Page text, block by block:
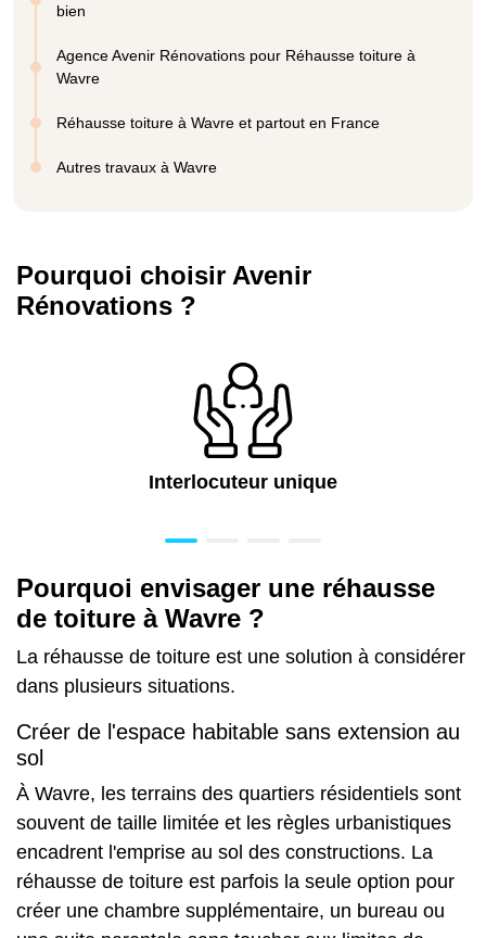
bien
Agence Avenir Rénovations pour Réhausse toiture à
Wavre
Réhausse toiture à Wavre et partout en France
Autres travaux à Wavre
Pourquoi choisir Avenir
Rénovations ?
Interlocuteur unique
Pourquoi envisager une réhausse
de toiture à Wavre ?
La réhausse de toiture est une solution à considérer
dans plusieurs situations.
Créer de l'espace habitable sans extension au
sol
À Wavre, les terrains des quartiers résidentiels sont
souvent de taille limitée et les règles urbanistiques
encadrent l'emprise au sol des constructions. La
réhausse de toiture est parfois la seule option pour
créer une chambre supplémentaire, un bureau ou